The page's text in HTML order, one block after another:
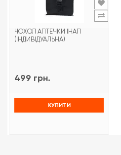
ЧОХОЛ АПТЕЧКИ ІНАП
(ІНДИВІДУАЛЬНА)
499 грн.
КУПИТИ